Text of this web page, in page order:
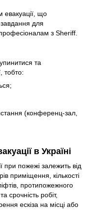
евакуації, що
для
з Sheriff.
та
тобто:
(конференц-зал,
в Україні
при пожежі залежить від
приміщення, кількості
протипожежного
срочність робіт,
ескіза на місці або